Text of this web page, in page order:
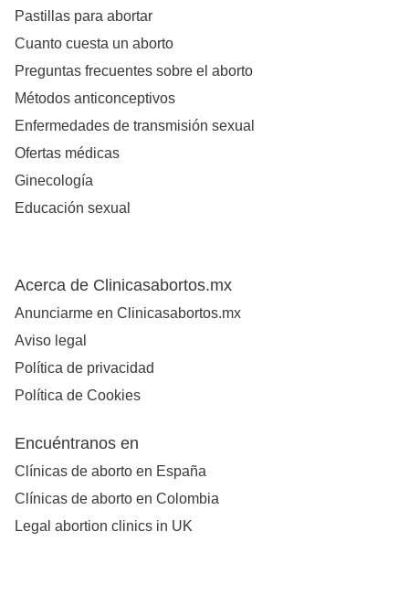
Pastillas para abortar
Cuanto cuesta un aborto
Preguntas frecuentes sobre el aborto
Métodos anticonceptivos
Enfermedades de transmisión sexual
Ofertas médicas
Ginecología
Educación sexual
Acerca de Clinicasabortos.mx
Anunciarme en Clinicasabortos.mx
Aviso legal
Política de privacidad
Política de Cookies
Encuéntranos en
Clínicas de aborto en España
Clínicas de aborto en Colombia
Legal abortion clinics in UK